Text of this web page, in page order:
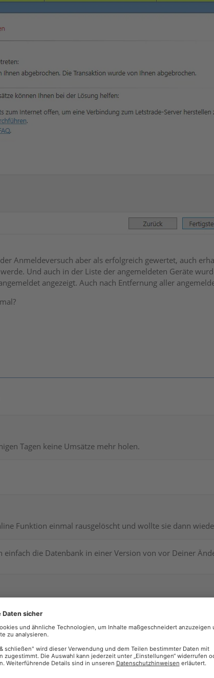
Anmeldeversuch aber als erfolgreich gewertet, auch
Und auch in der Liste der angemeldeten Geräte
angezeigt. Auch nach Entfernung aller
Tagen keine Umsätze mehr holen.
Funktion einmal rausgelöscht und wollte sie dann
einfach die Datenbank in einer Version von vor Deiner
dieses Fenster schließt sich nach erfolgter Freigabe nicht:
Version vorhanden, wie im Screenshot